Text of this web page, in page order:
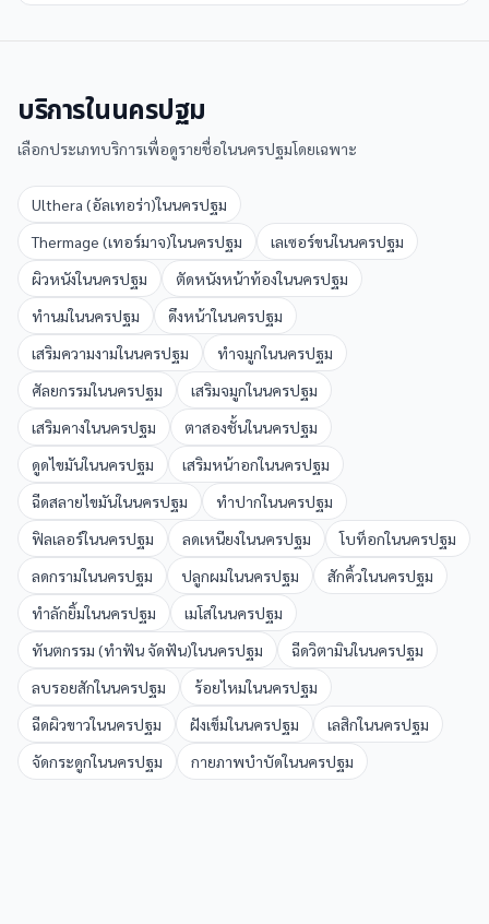
บริการในนครปฐม
เลือกประเภทบริการเพื่อดูรายชื่อในนครปฐมโดยเฉพาะ
Ulthera (อัลเทอร่า)ในนครปฐม
Thermage (เทอร์มาจ)ในนครปฐม เลเซอร์ขนในนครปฐม
ผิวหนังในนครปฐม ตัดหนังหน้าท้องในนครปฐม
ทำนมในนครปฐม ดึงหน้าในนครปฐม
เสริมความงามในนครปฐม ทำจมูกในนครปฐม
ศัลยกรรมในนครปฐม เสริมจมูกในนครปฐม
เสริมคางในนครปฐม ตาสองชั้นในนครปฐม
ดูดไขมันในนครปฐม เสริมหน้าอกในนครปฐม
ฉีดสลายไขมันในนครปฐม ทำปากในนครปฐม
ฟิลเลอร์ในนครปฐม ลดเหนียงในนครปฐม โบท็อกในนครปฐม
ลดกรามในนครปฐม ปลูกผมในนครปฐม สักคิ้วในนครปฐม
ทำลักยิ้มในนครปฐม เมโสในนครปฐม
ทันตกรรม (ทำฟัน จัดฟัน)ในนครปฐม ฉีดวิตามินในนครปฐม
ลบรอยสักในนครปฐม ร้อยไหมในนครปฐม
ฉีดผิวขาวในนครปฐม ฝังเข็มในนครปฐม เลสิกในนครปฐม
จัดกระดูกในนครปฐม กายภาพบำบัดในนครปฐม